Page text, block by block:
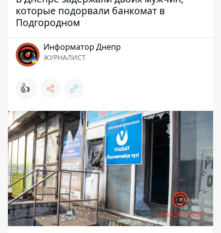
которые подорвали банкомат в
Подгородном
Информатор Днепр
ЖУРНАЛИСТ
👍